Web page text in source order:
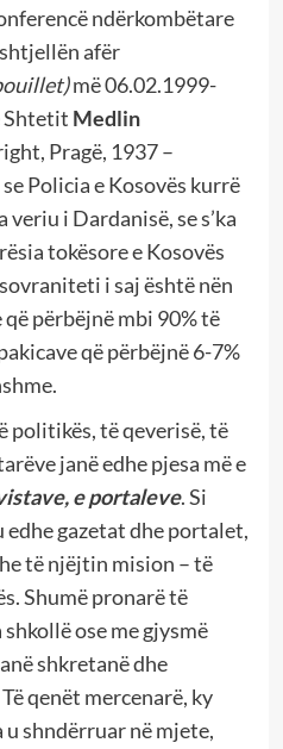
ndërkombëtare
afër
më 06.02.1999-
Shtetit Medlin
Pragë, 1937 –
Policia e Kosovës kurrë
veriu i Dardanisë, se s’ka
tokësore e Kosovës
i saj është nën
përbëjnë mbi 90% të
që përbëjnë 6-7%
politikës, të qeverisë, të
janë edhe pjesa më e
e portaleve. Si
gazetat dhe portalet,
të njëjtin mision – të
Shumë pronarë të
ose me gjysmë
shkretanë dhe
qenët mercenarë, ky
shndërruar në mjete,